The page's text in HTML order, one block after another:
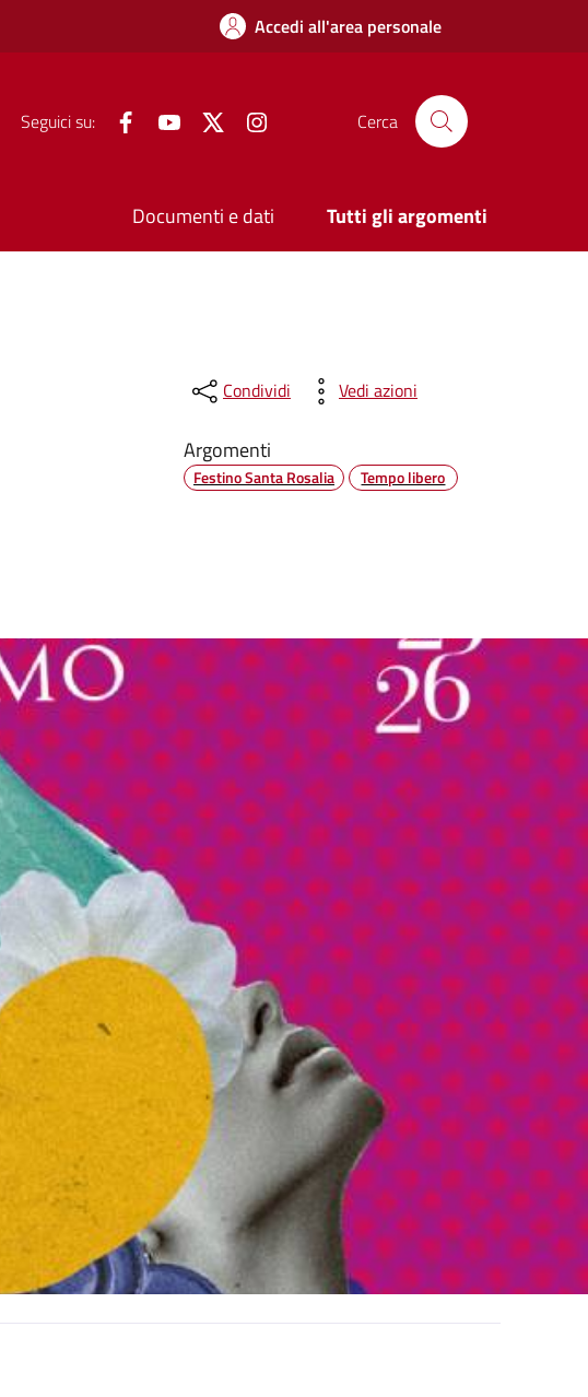
Accedi all'area personale
Seguici su: FacebookYouTube Twitter Cerca
Documenti e dati Tutti gli argomenti
Condividi Vedi azioni
Argomenti
Festino Santa Rosalia Tempo libero